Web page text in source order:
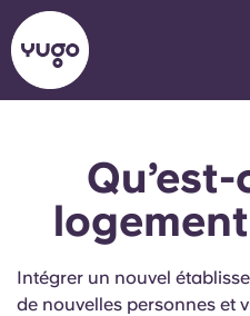
À propos
Lieux
Plus
English (GB)
English (US)
Qu’est-
Intégrer un nouvel
de nouvelles personnes et